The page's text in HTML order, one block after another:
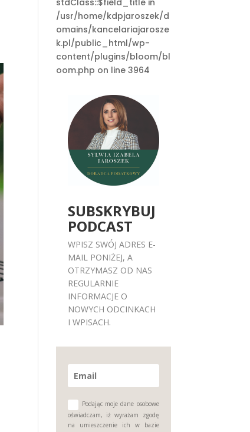
stdClass::$field_title in
/usr/home/kdpjaroszek/d
omains/kancelariajarosze
k.pl/public_html/wp-
content/plugins/bloom/bl
oom.php on line 3964
SUBSKRYBUJ
PODCAST
WPISZ SWÓJ ADRES E-
MAIL PONIŻEJ, A
OTRZYMASZ OD NAS
REGULARNIE
INFORMACJE O
NOWYCH ODCINKACH
I WPISACH.
Podając moje dane osobowe
oświadczam, iż wyrażam zgodę
na umieszczenie ich w bazie